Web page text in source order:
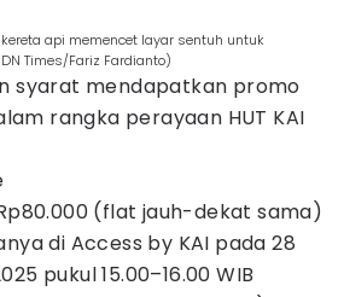
api memencet layar sentuh untuk
Times/Fariz Fardianto)
syarat mendapatkan promo
rangka perayaan HUT KAI
(flat jauh-dekat sama)
di Access by KAI pada 28
pukul 15.00–16.00 WIB